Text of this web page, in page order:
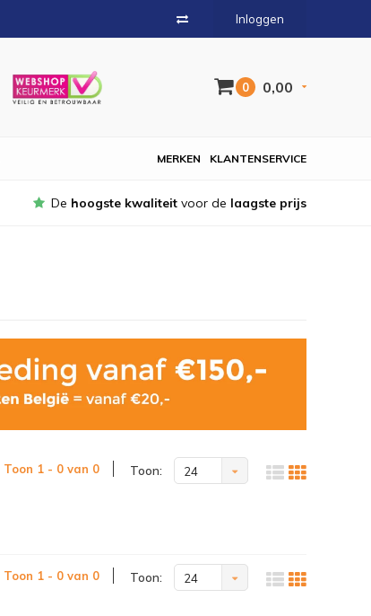
Inloggen
0 0,00
KLANTENSERVICE
MERKEN
De hoogste kwaliteit voor de laagste prijs
Toon 1 - 0 van 0 Toon: 24
Toon 1 - 0 van 0 Toon: 24